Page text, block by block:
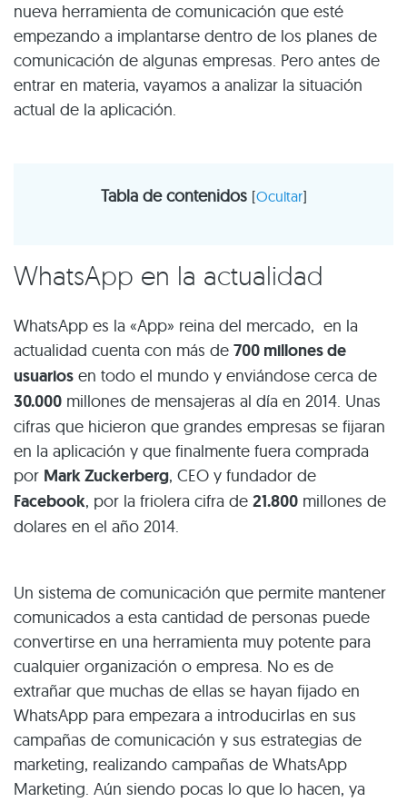
nueva herramienta de comunicación que esté
empezando a implantarse dentro de los planes de
comunicación de algunas empresas. Pero antes de
entrar en materia, vayamos a analizar la situación
actual de la aplicación.
Tabla de contenidos [Ocultar]
WhatsApp en la actualidad
WhatsApp es la «App» reina del mercado, en la
actualidad cuenta con más de 700 millones de
usuarios en todo el mundo y enviándose cerca de
30.000 millones de mensajeras al día en 2014. Unas
cifras que hicieron que grandes empresas se fijaran
en la aplicación y que finalmente fuera comprada
por Mark Zuckerberg, CEO y fundador de
Facebook, por la friolera cifra de 21.800 millones de
dolares en el año 2014.
Un sistema de comunicación que permite mantener
comunicados a esta cantidad de personas puede
convertirse en una herramienta muy potente para
cualquier organización o empresa. No es de
extrañar que muchas de ellas se hayan fijado en
WhatsApp para empezara a introducirlas en sus
campañas de comunicación y sus estrategias de
marketing, realizando campañas de WhatsApp
Marketing. Aún siendo pocas lo que lo hacen, ya